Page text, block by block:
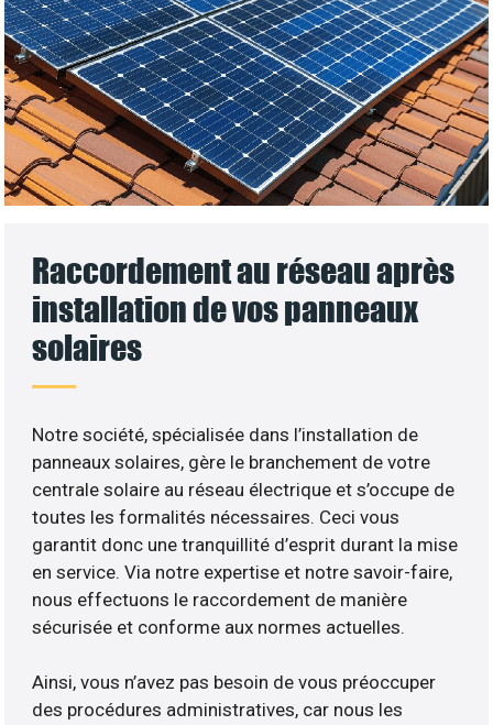
Raccordement au réseau après
installation de vos panneaux
solaires
Notre société, spécialisée dans l’installation de
panneaux solaires, gère le branchement de votre
centrale solaire au réseau électrique et s’occupe de
toutes les formalités nécessaires. Ceci vous
garantit donc une tranquillité d’esprit durant la mise
en service. Via notre expertise et notre savoir-faire,
nous effectuons le raccordement de manière
sécurisée et conforme aux normes actuelles.
Ainsi, vous n’avez pas besoin de vous préoccuper
des procédures administratives, car nous les